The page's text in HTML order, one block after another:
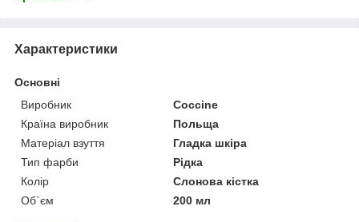
Характеристики
Основні
Виробник
Coccine
Країна виробник
Польща
Матеріал взуття
Гладка шкіра
Тип фарби
Рідка
Колір
Слонова кістка
Об`єм
200 мл